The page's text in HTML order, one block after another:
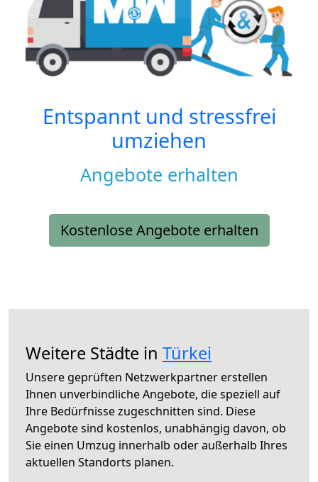
Entspannt und stressfrei
umziehen
Angebote erhalten
Kostenlose Angebote erhalten
Weitere Städte in Türkei
Unsere geprüften Netzwerkpartner erstellen
Ihnen unverbindliche Angebote, die speziell auf
Ihre Bedürfnisse zugeschnitten sind. Diese
Angebote sind kostenlos, unabhängig davon, ob
Sie einen Umzug innerhalb oder außerhalb Ihres
aktuellen Standorts planen.